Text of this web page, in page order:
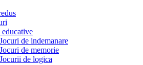
educative
Jocuri de indemanare
Jocuri de memorie
Jocurii de logica